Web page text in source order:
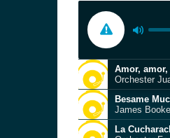
Amor,
Orchester
Besame
James
La